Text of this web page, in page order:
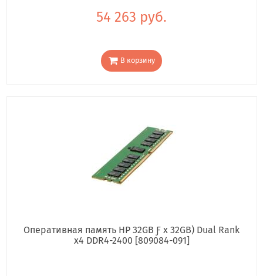
54 263 руб.
В корзину
Оперативная память HP 32GB Ƒ x 32GB) Dual Rank
x4 DDR4-2400 [809084-091]